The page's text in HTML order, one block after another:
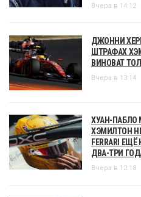
Вчера в 14:12
ДЖОННИ
ШТРАФАХ
ВИНОВАТ
Вчера в 13:14
ХУАН-ПАБЛО
ХЭМИЛТОН
FERRARI
ДВА-ТРИ
Вчера в 12:18